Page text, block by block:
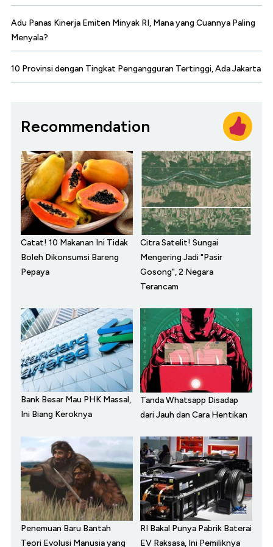
Adu Panas Kinerja Emiten Minyak RI, Mana yang Cuannya Paling
Menyala?
10 Provinsi dengan Tingkat Pengangguran Tertinggi, Ada Jakarta
Recommendation
Catat! 10 Makanan Ini Tidak
Boleh Dikonsumsi Bareng
Pepaya
Citra Satelit! Sungai
Mengering Jadi "Pasir
Gosong", 2 Negara
Terancam
Bank Besar Mau PHK Massal,
Ini Biang Keroknya
Tanda Whatsapp Disadap
dari Jauh dan Cara Hentikan
Penemuan Baru Bantah
Teori Evolusi Manusia yang
RI Bakal Punya Pabrik Baterai
EV Raksasa, Ini Pemiliknya